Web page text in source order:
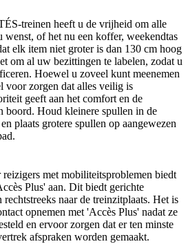
treinen heeft u de vrijheid om alle
wenst, of het nu een koffer, weekendtas
elk item niet groter is dan 130 cm hoog
om al uw bezittingen te labelen, zodat u
Hoewel u zoveel kunt meenemen
voor zorgen dat alles veilig is
geeft aan het comfort en de
boord. Houd kleinere spullen in de
plaats grotere spullen op aangewezen
reizigers met mobiliteitsproblemen biedt
Plus' aan. Dit biedt gerichte
rechtstreeks naar de treinzitplaats. Het is
opnemen met 'Accès Plus' nadat ze
en ervoor zorgen dat er ten minste
afspraken worden gemaakt.